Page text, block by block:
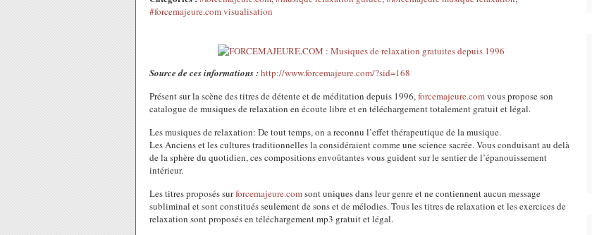
#forcemajeure.com visualisation
Source de ces informations :http://www.forcemajeure.com/?sid=168
Présent sur la scène des titres de détente et de méditation depuis 1996,forcemajeure.comvous propose son
catalogue de musiques de relaxation en écoute libre et en téléchargement totalement gratuit et légal.
Les musiques de relaxation: De tout temps, on a reconnu l’effet thérapeutique de la musique.
Les Anciens et les cultures traditionnelles la considéraient comme une science sacrée. Vous conduisant au delà
de la sphère du quotidien, ces compositions envoûtantes vous guident sur le sentier de l’épanouissement
intérieur.
Les titres proposés surforcemajeure.comsont uniques dans leur genre et ne contiennent aucun message
subliminal et sont constitués seulement de sons et de mélodies. Tous les titres de relaxation et les exercices de
relaxation sont proposés en téléchargement mp3 gratuit et légal.